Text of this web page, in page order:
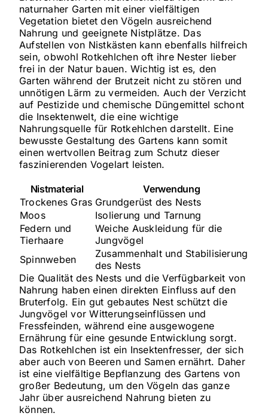
naturnaher Garten mit einer vielfältigen
Vegetation bietet den Vögeln ausreichend
Nahrung und geeignete Nistplätze. Das
Aufstellen von Nistkästen kann ebenfalls hilfreich
sein, obwohl Rotkehlchen oft ihre Nester lieber
frei in der Natur bauen. Wichtig ist es, den
Garten während der Brutzeit nicht zu stören und
unnötigen Lärm zu vermeiden. Auch der Verzicht
auf Pestizide und chemische Düngemittel schont
die Insektenwelt, die eine wichtige
Nahrungsquelle für Rotkehlchen darstellt. Eine
bewusste Gestaltung des Gartens kann somit
einen wertvollen Beitrag zum Schutz dieser
faszinierenden Vogelart leisten.
Nistmaterial
Verwendung
Trockenes Gras Grundgerüst des Nests
Moos
Isolierung und Tarnung
Federn und
Tierhaare
Weiche Auskleidung für die
Jungvögel
Spinnweben
Zusammenhalt und Stabilisierung
des Nests
Die Qualität des Nests und die Verfügbarkeit von
Nahrung haben einen direkten Einfluss auf den
Bruterfolg. Ein gut gebautes Nest schützt die
Jungvögel vor Witterungseinflüssen und
Fressfeinden, während eine ausgewogene
Ernährung für eine gesunde Entwicklung sorgt.
Das Rotkehlchen ist ein Insektenfresser, der sich
aber auch von Beeren und Samen ernährt. Daher
ist eine vielfältige Bepflanzung des Gartens von
großer Bedeutung, um den Vögeln das ganze
Jahr über ausreichend Nahrung bieten zu
können.